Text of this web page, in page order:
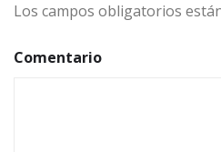
Los campos obligatorios
Comentario